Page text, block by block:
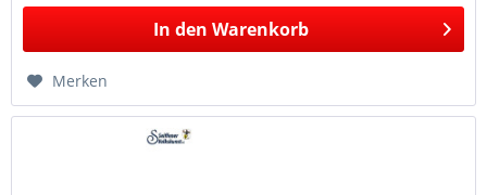
In den Warenkorb
Merken